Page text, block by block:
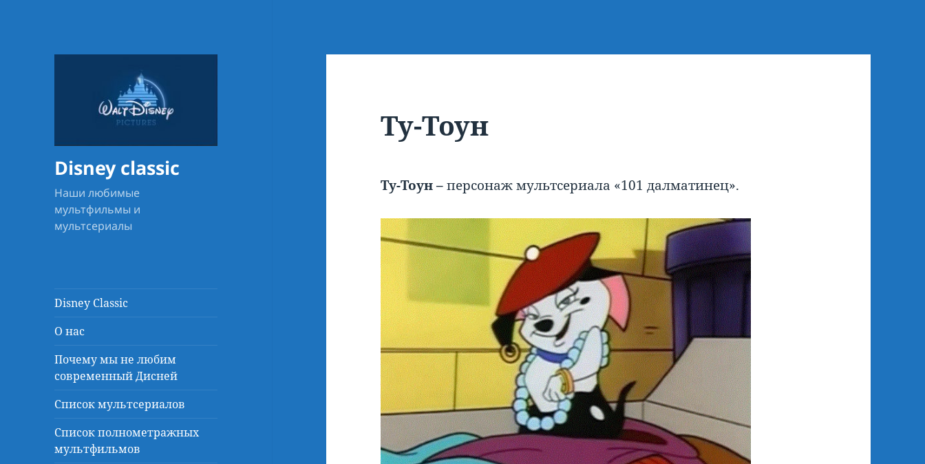
Disney classic
Наши любимые
мультфильмы и
мультсериалы
Disney Classic
О нас
Почему мы не любим
современный Дисней
Список мультсериалов
Список полнометражных
мультфильмов
Ту-Тоун
Ту-Тоун –персонаж мультсериала «101 далматинец».